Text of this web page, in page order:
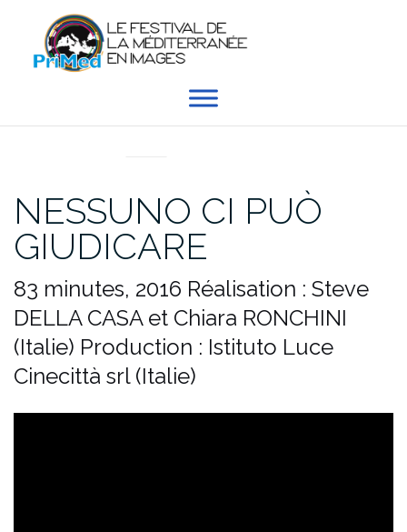
contenu
NESSUNO CI PUÒ
GIUDICARE
83 minutes, 2016 Réalisation : Steve
DELLA CASA et Chiara RONCHINI
(Italie) Production : Istituto Luce
Cinecittà srl (Italie)